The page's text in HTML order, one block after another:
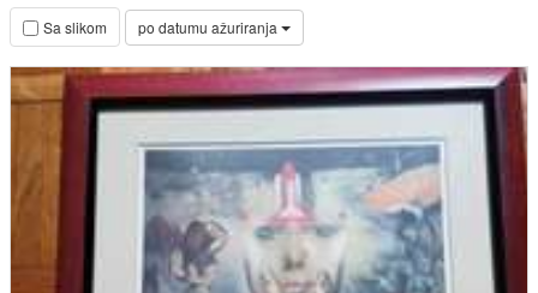
Sa slikom po datumu ažuriranja